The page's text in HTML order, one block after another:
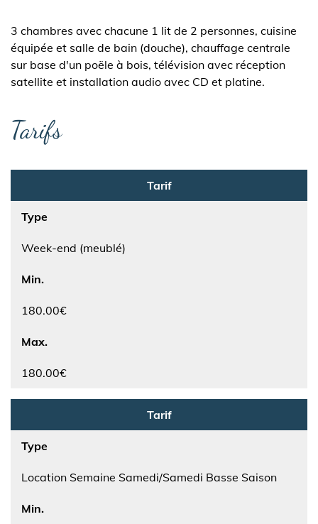
3 chambres avec chacune 1 lit de 2 personnes, cuisine
équipée et salle de bain (douche), chauffage centrale
sur base d'un poële à bois, télévision avec réception
satellite et installation audio avec CD et platine.
Tarifs
Tarif
Type
Week-end (meublé)
Min.
180.00€
Max.
180.00€
Tarif
Type
Location Semaine Samedi/Samedi Basse Saison
Min.